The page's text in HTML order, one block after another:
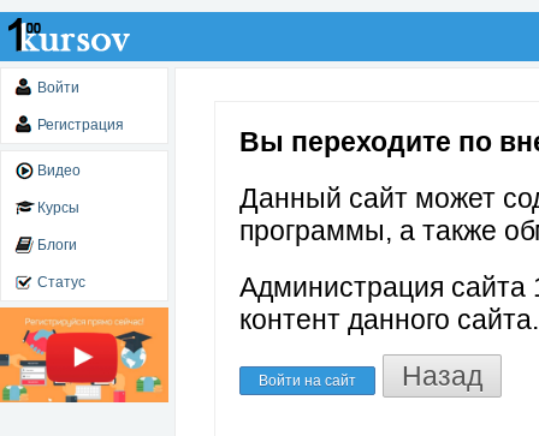
Войти
Регистрация
Видео
Курсы
Блоги
Статус
Вы переходите по
Данный сайт может
программы, а также
Администрация сайта
контент данного сайта.
Войти на сайт Назад